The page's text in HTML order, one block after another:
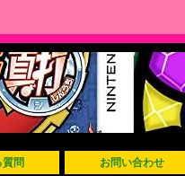
質問 お問い合わせ